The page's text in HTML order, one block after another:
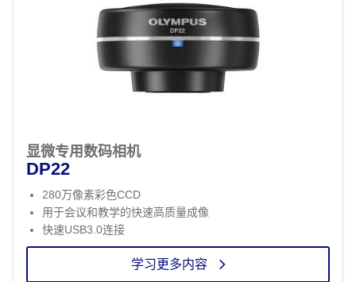
显微专用数码相机
DP22
280万像素彩色CCD
用于会议和教学的快速高质量成像
快速USB3.0连接
学习更多内容